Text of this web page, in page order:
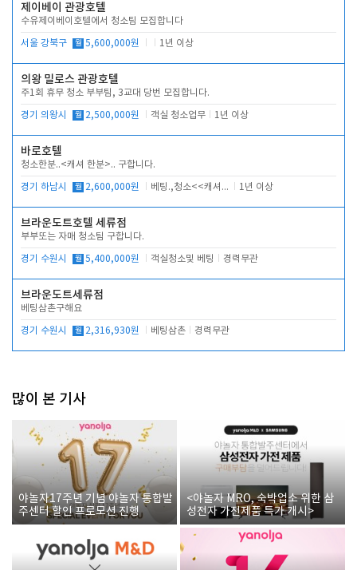
제이베이 관광호텔
수유제이베이호텔에서 청소팀 모집합니다
서울 강북구 월 5,600,000원 1년 이상
의왕 밀로스 관광호텔
주1회 휴무 청소 부부팀, 3교대 당번 모집합니다.
경기 의왕시 월 2,500,000원 객실 청소업무 1년 이상
바로호텔
청소한분..<캐셔 한분>.. 구합니다.
경기 하남시 월 2,600,000원 베팅.,청소<<캐셔 모셔봅니다. 1년 이상
브라운도트호텔 세류점
부부또는 자매 청소팀 구합니다.
경기 수원시 월 5,400,000원 객실청소및 베팅 경력무관
브라운도트세류점
베팅삼촌구해요
경기 수원시 월 2,316,930원 베팅삼촌 경력무관
많이 본 기사
야놀자17주년 기념 야놀자 통합발
주센터 할인 프로모션 진행
<야놀자 MRO, 숙박업소 위한 삼
성전자 가전제품 특가 개시>